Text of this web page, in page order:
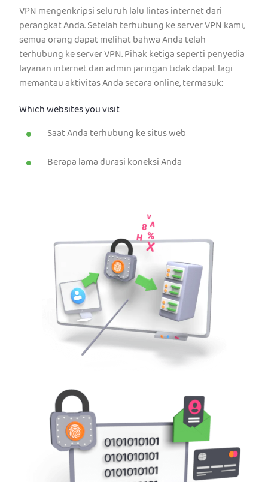
VPN mengenkripsi seluruh lalu lintas internet dari
perangkat Anda. Setelah terhubung ke server VPN kami,
semua orang dapat melihat bahwa Anda telah
terhubung ke server VPN. Pihak ketiga seperti penyedia
layanan internet dan admin jaringan tidak dapat lagi
memantau aktivitas Anda secara online, termasuk:
Which websites you visit
Saat Anda terhubung ke situs web
Berapa lama durasi koneksi Anda